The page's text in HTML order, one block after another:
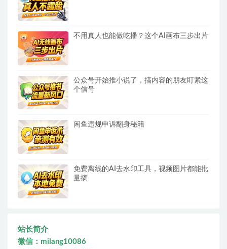
不用真人也能做吃播？这个AI画布三步出片
公众号开始推小说了，搞内容的朋友盯紧这
个信号
闲鱼违规申诉翻身秘籍
免费离线的AI去水印工具，视频图片都能批
量搞
站长简介
微信：milang10086